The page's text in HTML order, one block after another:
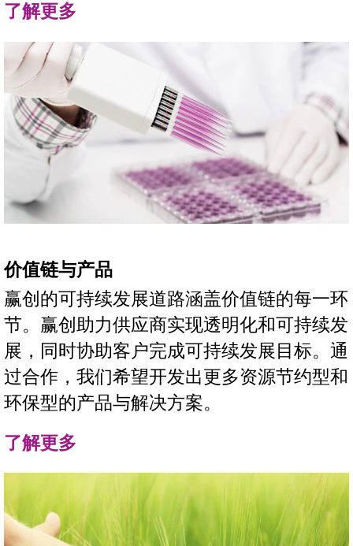
了解更多
价值链与产品
赢创的可持续发展道路涵盖价值链的每一环
节。赢创助力供应商实现透明化和可持续发
展，同时协助客户完成可持续发展目标。通
过合作，我们希望开发出更多资源节约型和
环保型的产品与解决方案。
了解更多